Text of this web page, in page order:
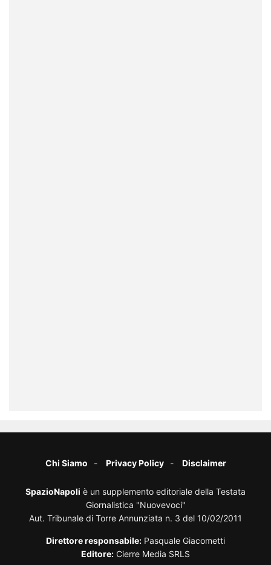
Chi Siamo Privacy Policy Disclaimer
SpazioNapoli è un supplemento editoriale della Testata
Giornalistica "Nuovevoci"
Aut. Tribunale di Torre Annunziata n. 3 del 10/02/2011
Direttore responsabile: Pasquale Giacometti
Editore: Cierre Media SRLS